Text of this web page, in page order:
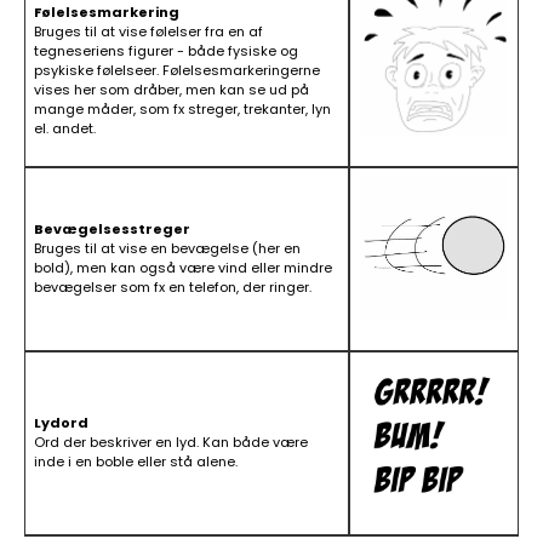
Følelsesmarkering
Bruges til at vise følelser fra en af
tegneseriens figurer - både fysiske og
psykiske følelseer. Følelsesmarkeringerne
vises her som dråber, men kan se ud på
mange måder, som fx streger, trekanter, lyn
el. andet.
Bevægelsesstreger
Bruges til at vise en bevægelse (her en
bold), men kan også være vind eller mindre
bevægelser som fx en telefon, der ringer.
Lydord
Ord der beskriver en lyd. Kan både være
inde i en boble eller stå alene.